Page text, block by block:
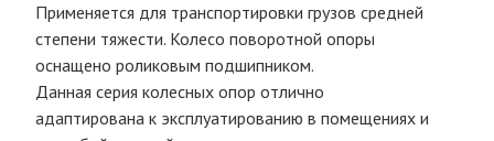
Применяется для транспортировки грузов средней
степени тяжести. Колесо поворотной опоры
оснащено роликовым подшипником.
Данная серия колесных опор отлично
адаптирована к эксплуатированию в помещениях и